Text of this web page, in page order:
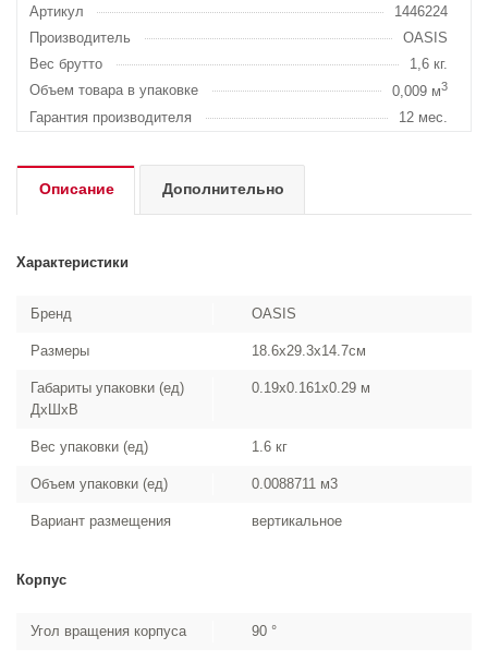
Артикул
1446224
Производитель
OASIS
Вес брутто
1,6 кг.
Объем товара в упаковке
0,009 м3
Гарантия производителя 12 мес.
Описание Дополнительно
Характеристики
Бренд OASIS
Размеры 18.6x29.3x14.7см
Габариты упаковки (ед)
ДхШхВ
0.19x0.161x0.29 м
Вес упаковки (ед) 1.6 кг
Объем упаковки (ед) 0.0088711 м3
Вариант размещения вертикальное
Корпус
Угол вращения корпуса 90 °